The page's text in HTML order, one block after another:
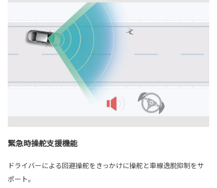
緊急時操舵支援機能
ドライバーによる回避操舵をきっかけに操舵と車線逸脱抑制をサ
ポート。